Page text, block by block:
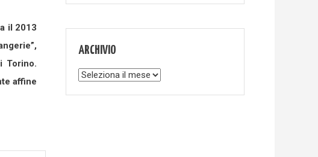
il 2013
Torino.
affine
ARCHIVIO
Archivio